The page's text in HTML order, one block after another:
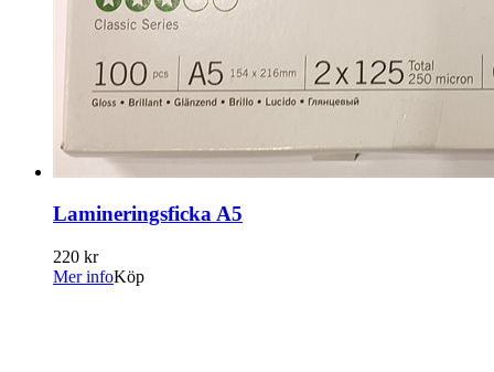
Lamineringsficka A5
220 kr
Mer infoKöp